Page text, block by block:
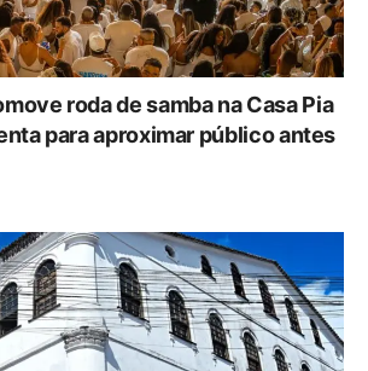
roda de samba na Casa Pia
para aproximar público antes